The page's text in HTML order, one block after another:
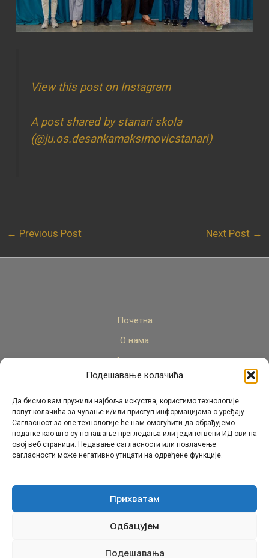
Подешавање колачића
Да бисмо вам пружили најбоља искуства, користимо технологије
попут колачића за чување и/или приступ информацијама о уређају.
Сагласност за ове технологије ће нам омогућити да обрађујемо
податке као што су понашање прегледања или јединствени ИД-ови на
овој веб страници. Недавање сагласности или повлачење
сагласности може негативно утицати на одређене функције.
Прихватам
Одбацујем
Подешавања
View this post on Instagram
A post shared by stanari skola
(@ju.os.desankamaksimovicstanari)
← Previous Post Next Post →
Почетна
О нама
Актуелно
Стручни кадар
Пројекти
Архива
Контакт
© Републички педагошки завод Републике Српске.